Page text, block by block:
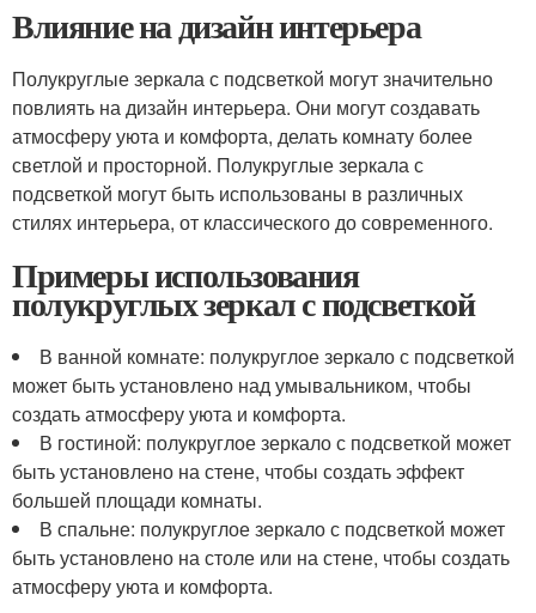
Влияние на дизайн интерьера
Полукруглые зеркала с подсветкой могут значительно
повлиять на дизайн интерьера. Они могут создавать
атмосферу уюта и комфорта, делать комнату более
светлой и просторной. Полукруглые зеркала с
подсветкой могут быть использованы в различных
стилях интерьера, от классического до современного.
Примеры использования
полукруглых зеркал с подсветкой
В ванной комнате: полукруглое зеркало с подсветкой
может быть установлено над умывальником, чтобы
создать атмосферу уюта и комфорта.
В гостиной: полукруглое зеркало с подсветкой может
быть установлено на стене, чтобы создать эффект
большей площади комнаты.
В спальне: полукруглое зеркало с подсветкой может
быть установлено на столе или на стене, чтобы создать
атмосферу уюта и комфорта.